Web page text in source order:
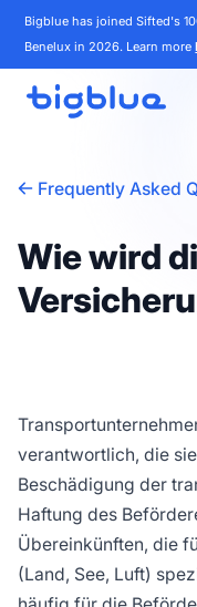
Bigblue has joined Sifted's
Benelux in 2026. Learn more
Frequently Asked
Wie wird
verantwortlich, die
Beschädigung der
Haftung des
Übereinkünften, die
(Land, See, Luft)